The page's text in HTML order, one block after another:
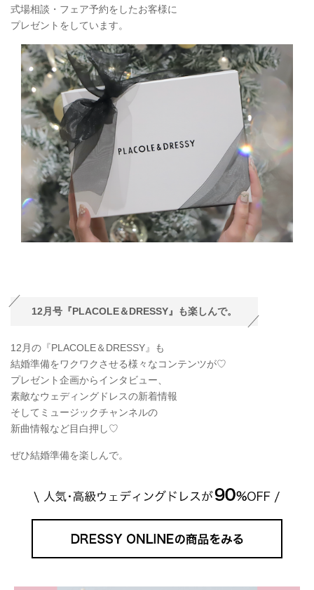
式場相談・フェア予約をしたお客様に
プレゼントをしています。
12月号『PLACOLE＆DRESSY』も楽しんで。
12月の『PLACOLE＆DRESSY』も
結婚準備をワクワクさせる様々なコンテンツが♡
プレゼント企画からインタビュー、
素敵なウェディングドレスの新着情報
そしてミュージックチャンネルの
新曲情報など目白押し♡
ぜひ結婚準備を楽しんで。